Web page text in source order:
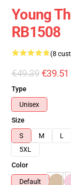
Young
RB1508
(8
€49.39 €39.51
Type
Unisex
Size
S
M L
5XL
Color
Default